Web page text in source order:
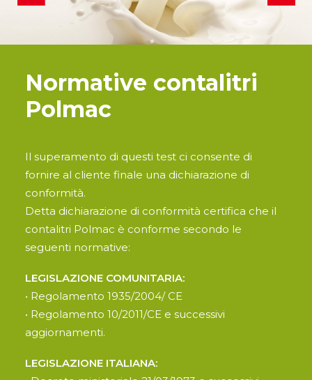
Normative contalitri
Polmac
Il superamento di questi test ci consente di
fornire al cliente finale una dichiarazione di
conformità.
Detta dichiarazione di conformità certifica che il
contalitri Polmac è conforme secondo le
seguenti normative:
LEGISLAZIONE COMUNITARIA:
• Regolamento 1935/2004/ CE
• Regolamento 10/2011/CE e successivi
aggiornamenti.
LEGISLAZIONE ITALIANA: